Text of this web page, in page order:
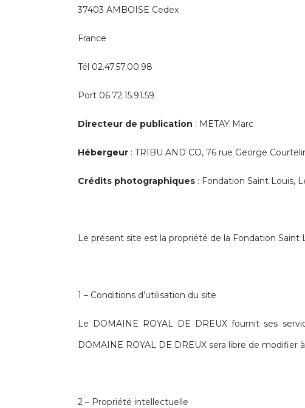
37403 AMBOISE Cedex
France
Tél 02.47.57.00.98
Port 06.72.15.91.59
Directeur de publication : METAY Marc
Hébergeur: TRIBU AND CO, 76 rue George
Crédits photographiques: Fondation Saint Louis,
Le présent site est la propriété de la Fondation Saint
1 – Conditions d’utilisation du site
Le DOMAINE ROYAL DE DREUX fournit ses
DOMAINE ROYAL DE DREUX sera libre de modifier
2 – Propriété intellectuelle